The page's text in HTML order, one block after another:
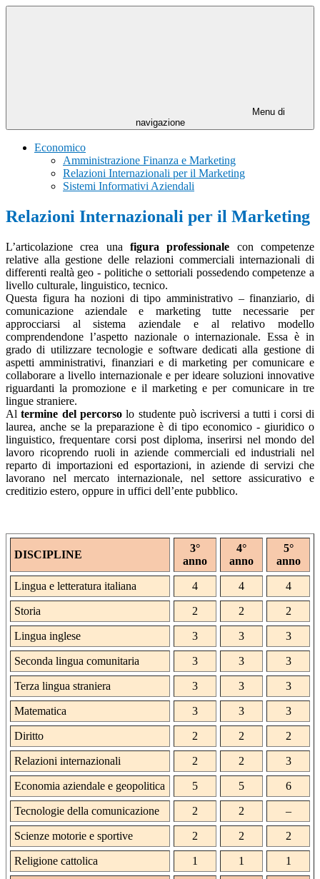
Menu di
navigazione
Economico
Amministrazione Finanza e Marketing
Relazioni Internazionali per il Marketing
Sistemi Informativi Aziendali
Relazioni Internazionali per il Marketing
L’articolazione crea una figura professionale con competenze
relative alla gestione delle relazioni commerciali internazionali di
differenti realtà geo - politiche o settoriali possedendo competenze a
livello culturale, linguistico, tecnico.
Questa figura ha nozioni di tipo amministrativo – finanziario, di
comunicazione aziendale e marketing tutte necessarie per
approcciarsi al sistema aziendale e al relativo modello
comprendendone l’aspetto nazionale o internazionale. Essa è in
grado di utilizzare tecnologie e software dedicati alla gestione di
aspetti amministrativi, finanziari e di marketing per comunicare e
collaborare a livello internazionale e per ideare soluzioni innovative
riguardanti la promozione e il marketing e per comunicare in tre
lingue straniere.
Altermine del percorso lo studente può iscriversi a tutti i corsi di
laurea, anche se la preparazione è di tipo economico - giuridico o
linguistico, frequentare corsi post diploma, inserirsi nel mondo del
lavoro ricoprendo ruoli in aziende commerciali ed industriali nel
reparto di importazioni ed esportazioni, in aziende di servizi che
lavorano nel mercato internazionale, nel settore assicurativo e
creditizio estero, oppure in uffici dell’ente pubblico.
DISCIPLINE
3°
anno
4°
anno
5°
anno
Lingua e letteratura italiana 4 4 4
Storia 2 2 2
Lingua inglese 3 3 3
Seconda lingua comunitaria 3 3 3
Terza lingua straniera 3 3 3
Matematica 3 3 3
Diritto 2 2 2
Relazioni internazionali 2 2 3
Economia aziendale e geopolitica 5 5 6
Tecnologie della comunicazione 2 2 –
Scienze motorie e sportive 2 2 2
Religione cattolica 1 1 1